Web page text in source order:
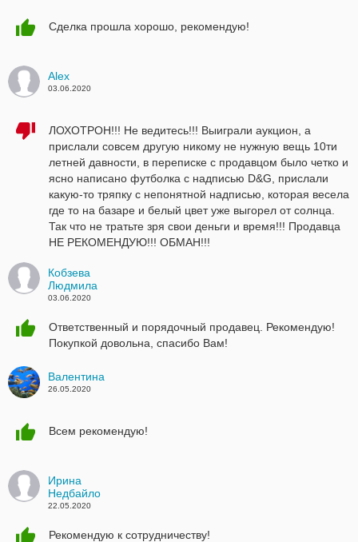
Сделка прошла хорошо, рекомендую!
Alex
03.06.2020
ЛОХОТРОН!!! Не ведитесь!!! Выиграли аукцион, а
прислали совсем другую никому не нужную вещь 10ти
летней давности, в переписке с продавцом было четко и
ясно написано футболка с надписью D&G, прислали
какую-то тряпку с непонятной надписью, которая весела
где то на базаре и белый цвет уже выгорел от солнца.
Так что не тратьте зря свои деньги и время!!! Продавца
НЕ РЕКОМЕНДУЮ!!! ОБМАН!!!
Кобзева
Людмила
03.06.2020
Ответственный и порядочный продавец. Рекомендую!
Покупкой довольна, спасибо Вам!
Валентина
26.05.2020
Всем рекомендую!
Ирина
Недбайло
22.05.2020
Рекомендую к сотрудничеству!